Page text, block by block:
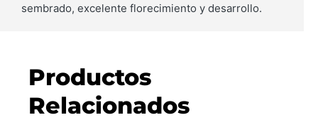
sembrado, excelente florecimiento y desarrollo.
Productos
Relacionados